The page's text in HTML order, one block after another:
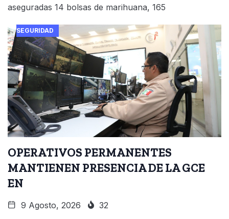
aseguradas 14 bolsas de marihuana, 165
SEGURIDAD
OPERATIVOS PERMANENTES
MANTIENEN PRESENCIA DE LA GCE
EN
9 Agosto, 2026 32